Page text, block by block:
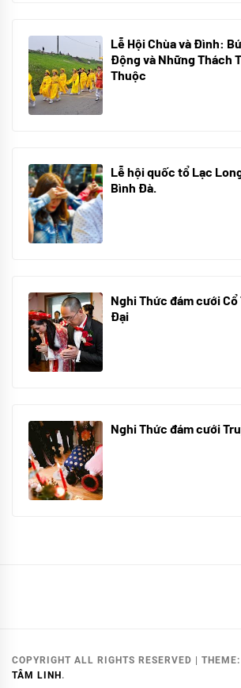
Lễ Hội Chùa và Đình:
Động và Những Thách
Thuộc
Lễ hội quốc tổ Lạc
Bình Đà.
Nghi Thức đám cưới Cổ
Đại
Nghi Thức đám cưới
COPYRIGHT ALL RIGHTS RESERVED THEME:
TÂM LINH .